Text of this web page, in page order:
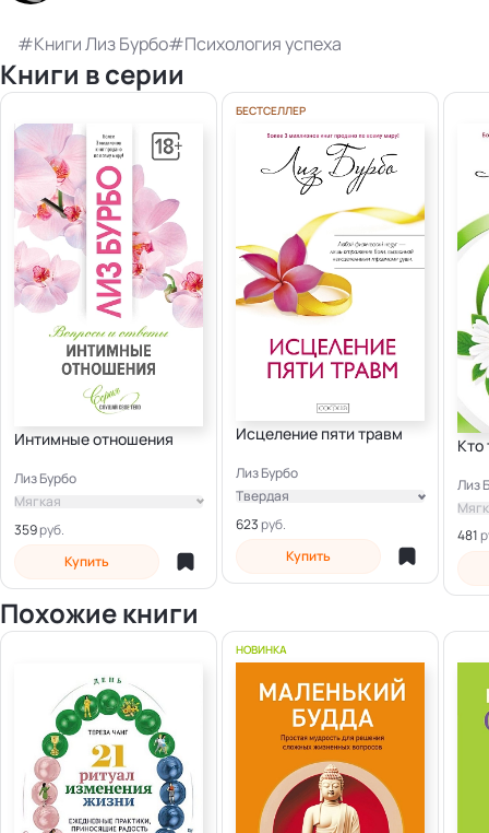
Книги Лиз Бурбо Психология успеха
Книги в серии
Интимные отношения
Лиз Бурбо
359
Мягкая
Купить
БЕСТСЕЛЛЕР
Исцеление пяти травм
Лиз Бурбо
623
Твердая
Электронная
Купить
Кто
Лиз
481
Похожие книги
НОВИНКА